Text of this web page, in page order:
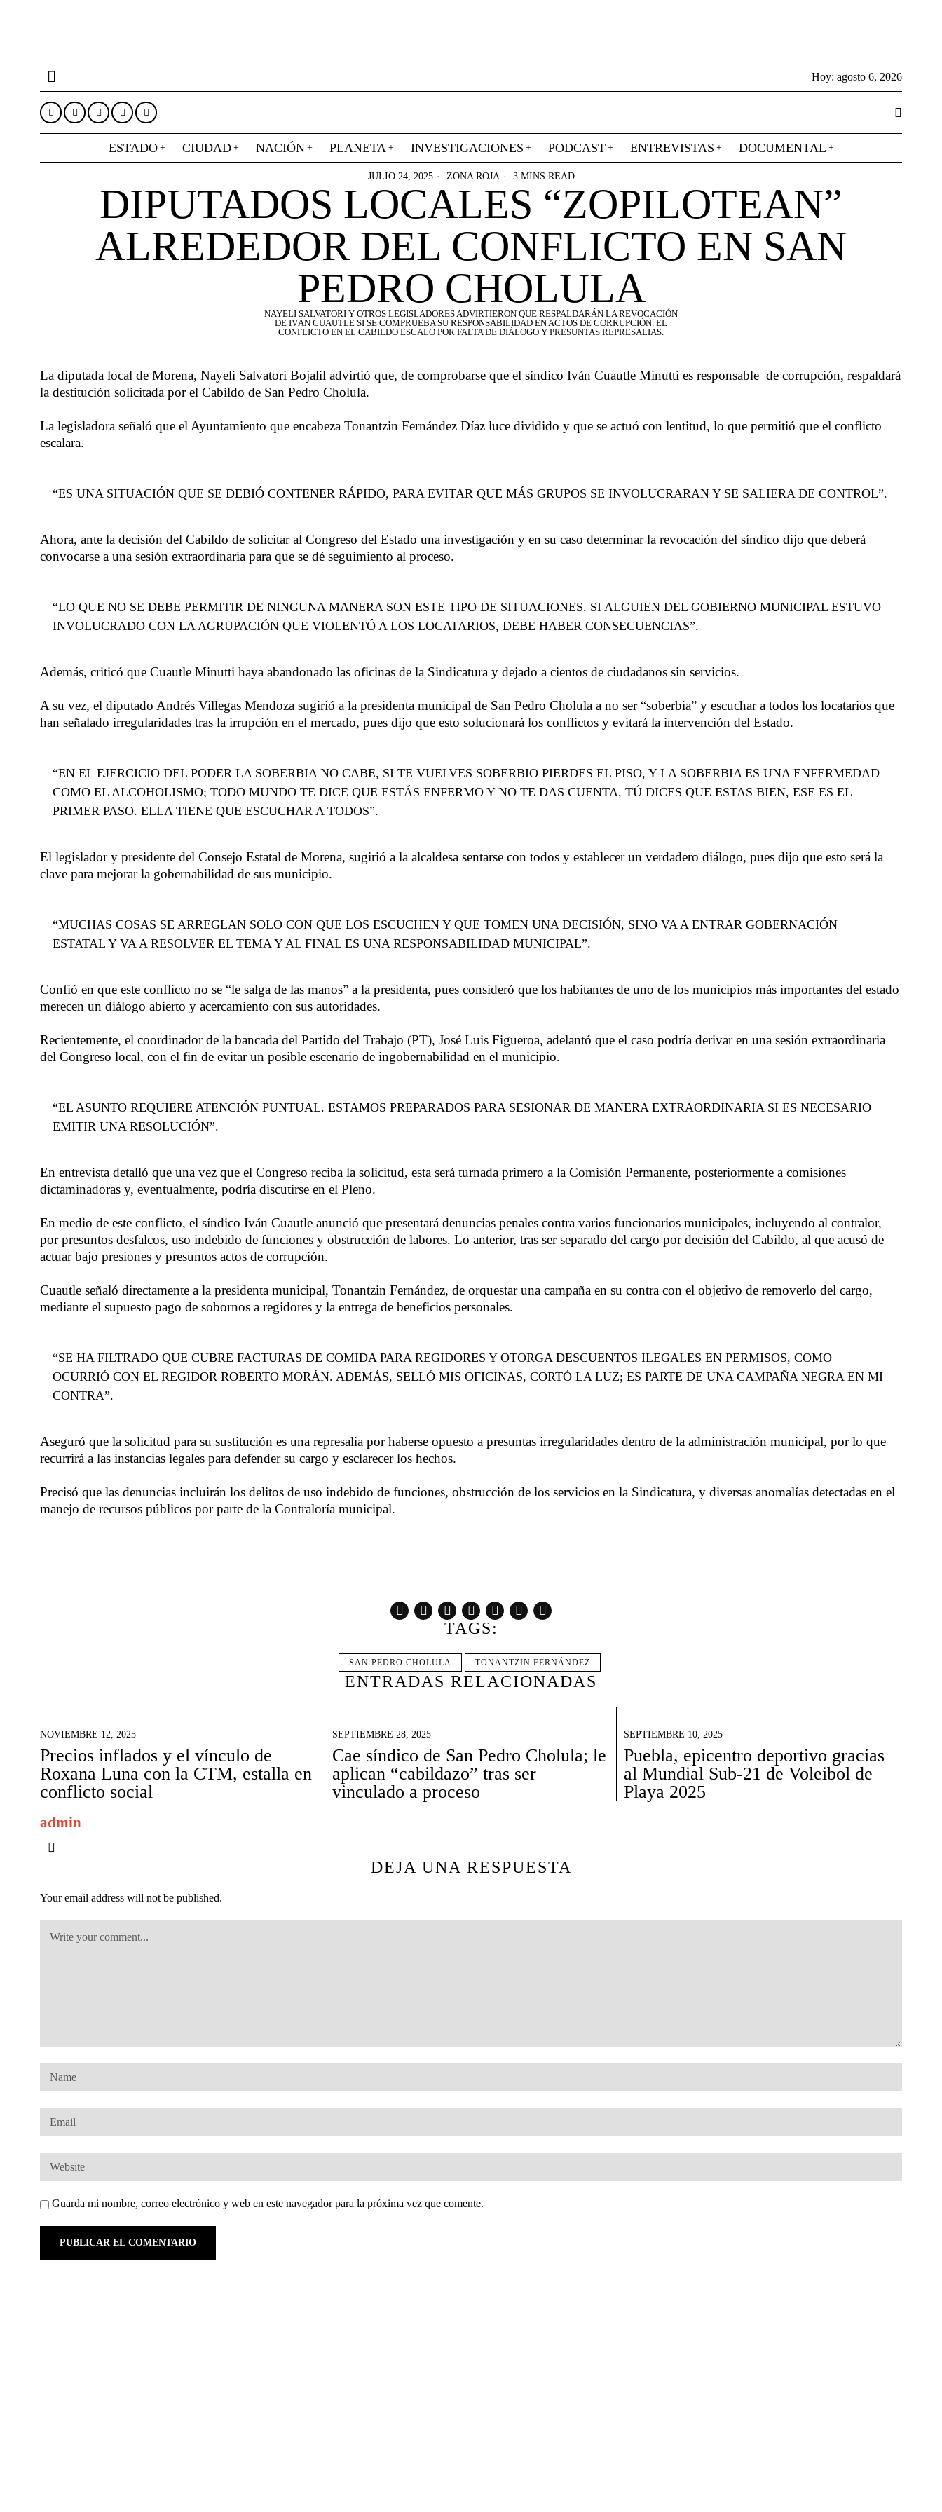
Hoy: agosto 6, 2026
ESTADO CIUDAD NACIÓN PLANETA INVESTIGACIONES PODCAST ENTREVISTAS DOCUMENTAL
JULIO 24, 2025 ZONA ROJA 3 MINS READ
DIPUTADOS LOCALES “ZOPILOTEAN”
ALREDEDOR DEL CONFLICTO EN SAN
PEDRO CHOLULA
NAYELI SALVATORI Y OTROS LEGISLADORES ADVIRTIERON QUE RESPALDARÁN LA REVOCACIÓN
DE IVÁN CUAUTLE SI SE COMPRUEBA SU RESPONSABILIDAD EN ACTOS DE CORRUPCIÓN. EL
CONFLICTO EN EL CABILDO ESCALÓ POR FALTA DE DIÁLOGO Y PRESUNTAS REPRESALIAS.
La diputada local de Morena, Nayeli Salvatori Bojalil advirtió que, de comprobarse que el síndico Iván Cuautle Minutti es responsable de corrupción, respaldará
la destitución solicitada por el Cabildo de San Pedro Cholula.
La legisladora señaló que el Ayuntamiento que encabeza Tonantzin Fernández Díaz luce dividido y que se actuó con lentitud, lo que permitió que el conflicto
escalara.
“ES UNA SITUACIÓN QUE SE DEBIÓ CONTENER RÁPIDO, PARA EVITAR QUE MÁS GRUPOS SE INVOLUCRARAN Y SE SALIERA DE CONTROL”.
Ahora, ante la decisión del Cabildo de solicitar al Congreso del Estado una investigación y en su caso determinar la revocación del síndico dijo que deberá
convocarse a una sesión extraordinaria para que se dé seguimiento al proceso.
“LO QUE NO SE DEBE PERMITIR DE NINGUNA MANERA SON ESTE TIPO DE SITUACIONES. SI ALGUIEN DEL GOBIERNO MUNICIPAL ESTUVO
INVOLUCRADO CON LA AGRUPACIÓN QUE VIOLENTÓ A LOS LOCATARIOS, DEBE HABER CONSECUENCIAS”.
Además, criticó que Cuautle Minutti haya abandonado las oficinas de la Sindicatura y dejado a cientos de ciudadanos sin servicios.
A su vez, el diputado Andrés Villegas Mendoza sugirió a la presidenta municipal de San Pedro Cholula a no ser “soberbia” y escuchar a todos los locatarios que
han señalado irregularidades tras la irrupción en el mercado, pues dijo que esto solucionará los conflictos y evitará la intervención del Estado.
“EN EL EJERCICIO DEL PODER LA SOBERBIA NO CABE, SI TE VUELVES SOBERBIO PIERDES EL PISO, Y LA SOBERBIA ES UNA ENFERMEDAD
COMO EL ALCOHOLISMO; TODO MUNDO TE DICE QUE ESTÁS ENFERMO Y NO TE DAS CUENTA, TÚ DICES QUE ESTAS BIEN, ESE ES EL
PRIMER PASO. ELLA TIENE QUE ESCUCHAR A TODOS”.
El legislador y presidente del Consejo Estatal de Morena, sugirió a la alcaldesa sentarse con todos y establecer un verdadero diálogo, pues dijo que esto será la
clave para mejorar la gobernabilidad de sus municipio.
“MUCHAS COSAS SE ARREGLAN SOLO CON QUE LOS ESCUCHEN Y QUE TOMEN UNA DECISIÓN, SINO VA A ENTRAR GOBERNACIÓN
ESTATAL Y VA A RESOLVER EL TEMA Y AL FINAL ES UNA RESPONSABILIDAD MUNICIPAL”.
Confió en que este conflicto no se “le salga de las manos” a la presidenta, pues consideró que los habitantes de uno de los municipios más importantes del estado
merecen un diálogo abierto y acercamiento con sus autoridades.
Recientemente, el coordinador de la bancada del Partido del Trabajo (PT), José Luis Figueroa, adelantó que el caso podría derivar en una sesión extraordinaria
del Congreso local, con el fin de evitar un posible escenario de ingobernabilidad en el municipio.
“EL ASUNTO REQUIERE ATENCIÓN PUNTUAL. ESTAMOS PREPARADOS PARA SESIONAR DE MANERA EXTRAORDINARIA SI ES NECESARIO
EMITIR UNA RESOLUCIÓN”.
En entrevista detalló que una vez que el Congreso reciba la solicitud, esta será turnada primero a la Comisión Permanente, posteriormente a comisiones
dictaminadoras y, eventualmente, podría discutirse en el Pleno.
En medio de este conflicto, el síndico Iván Cuautle anunció que presentará denuncias penales contra varios funcionarios municipales, incluyendo al contralor,
por presuntos desfalcos, uso indebido de funciones y obstrucción de labores. Lo anterior, tras ser separado del cargo por decisión del Cabildo, al que acusó de
actuar bajo presiones y presuntos actos de corrupción.
Cuautle señaló directamente a la presidenta municipal, Tonantzin Fernández, de orquestar una campaña en su contra con el objetivo de removerlo del cargo,
mediante el supuesto pago de sobornos a regidores y la entrega de beneficios personales.
“SE HA FILTRADO QUE CUBRE FACTURAS DE COMIDA PARA REGIDORES Y OTORGA DESCUENTOS ILEGALES EN PERMISOS, COMO
OCURRIÓ CON EL REGIDOR ROBERTO MORÁN. ADEMÁS, SELLÓ MIS OFICINAS, CORTÓ LA LUZ; ES PARTE DE UNA CAMPAÑA NEGRA EN MI
CONTRA”.
Aseguró que la solicitud para su sustitución es una represalia por haberse opuesto a presuntas irregularidades dentro de la administración municipal, por lo que
recurrirá a las instancias legales para defender su cargo y esclarecer los hechos.
Precisó que las denuncias incluirán los delitos de uso indebido de funciones, obstrucción de los servicios en la Sindicatura, y diversas anomalías detectadas en el
manejo de recursos públicos por parte de la Contraloría municipal.
TAGS:
SAN PEDRO CHOLULA TONANTZIN FERNÁNDEZ
ENTRADAS RELACIONADAS
NOVIEMBRE 12, 2025
Precios inflados y el vínculo de
Roxana Luna con la CTM, estalla en
conflicto social
SEPTIEMBRE 28, 2025
Cae síndico de San Pedro Cholula; le
aplican “cabildazo” tras ser
vinculado a proceso
SEPTIEMBRE 10, 2025
Puebla, epicentro deportivo gracias
al Mundial Sub-21 de Voleibol de
Playa 2025
admin
DEJA UNA RESPUESTA
Your email address will not be published.
Guarda mi nombre, correo electrónico y web en este navegador para la próxima vez que comente.